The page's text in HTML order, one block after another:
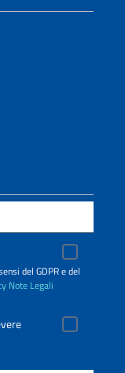
del GDPR e del
Note Legali